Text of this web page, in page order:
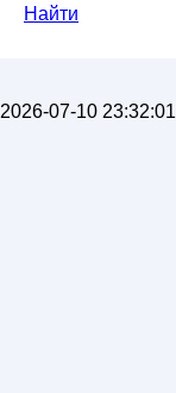
Найти
2026-07-10 23:32:01